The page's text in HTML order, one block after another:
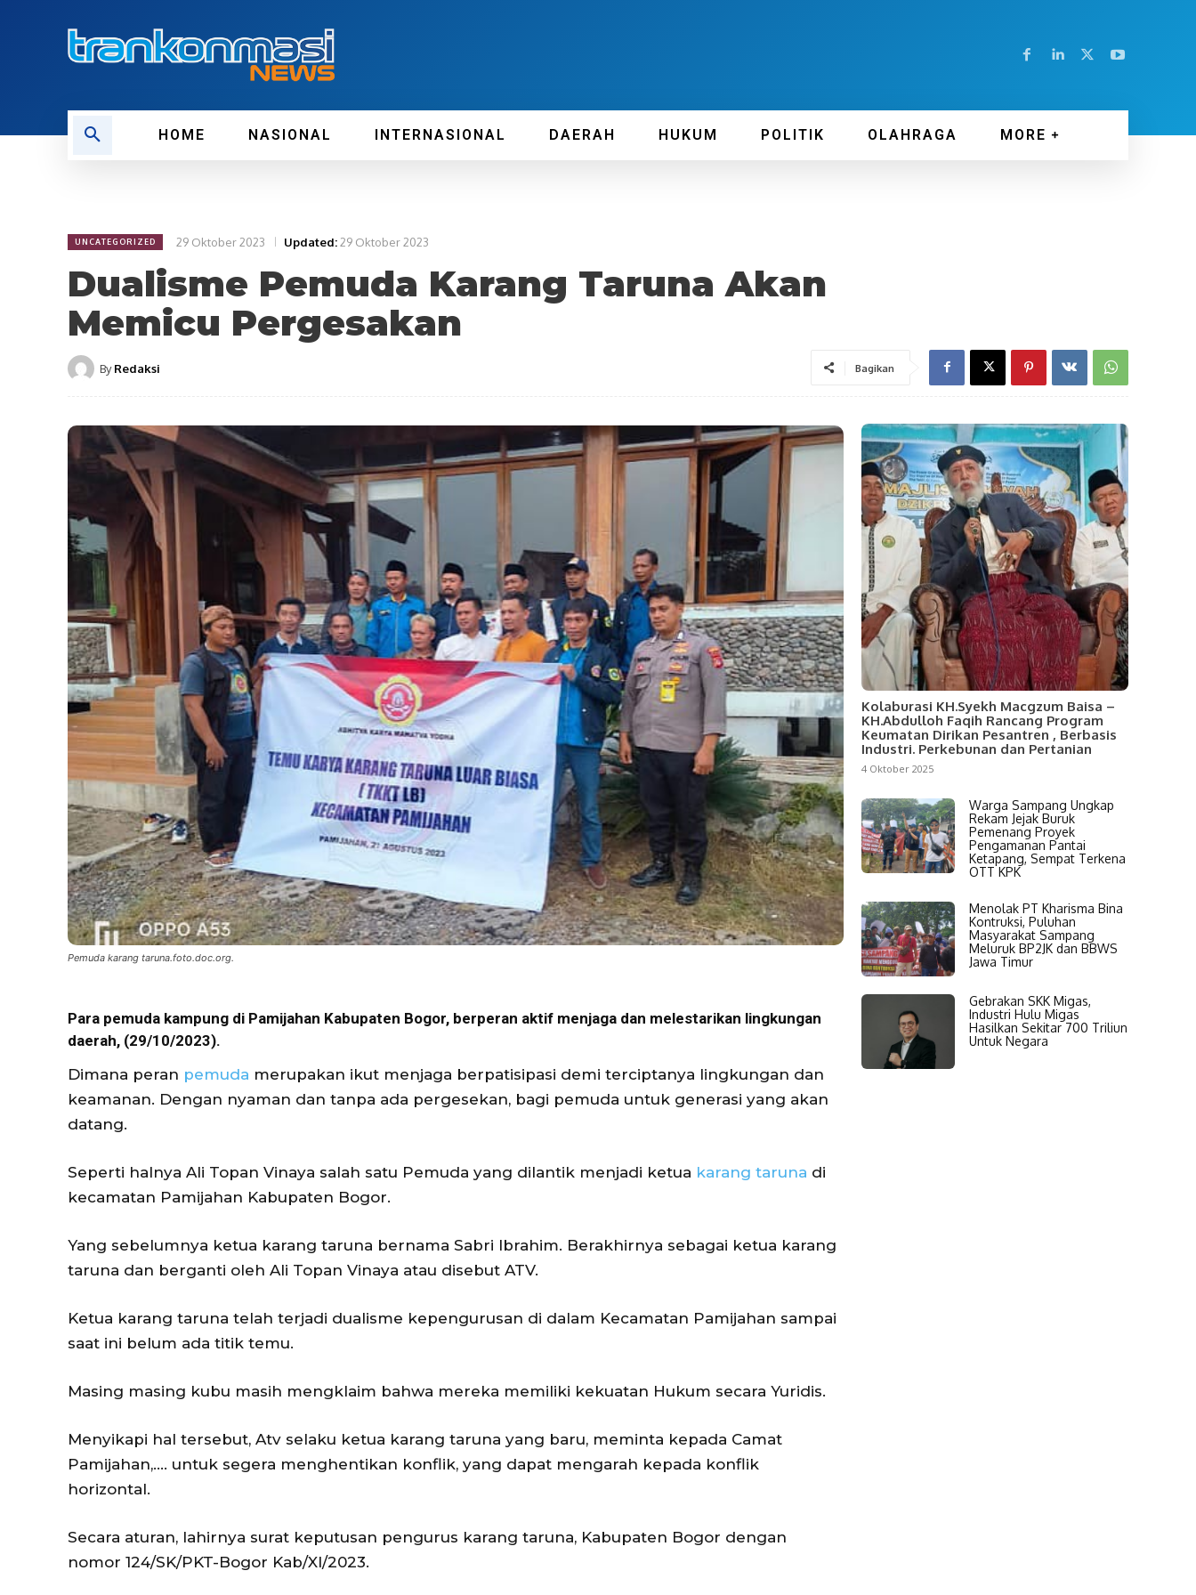
HOME NASIONAL INTERNASIONAL DAERAH HUKUM POLITIK OLAHRAGA MORE
UNCATEGORIZED 29 Oktober 2023 Updated:29 Oktober 2023
Dualisme Pemuda Karang Taruna Akan
Memicu Pergesakan
By Redaksi Bagikan
Pemuda karang taruna.foto.doc.org.
Para pemuda kampung di Pamijahan Kabupaten Bogor, berperan aktif menjaga dan melestarikan lingkungan
daerah, (29/10/2023).
Dimana peran pemuda merupakan ikut menjaga berpatisipasi demi terciptanya lingkungan dan
keamanan. Dengan nyaman dan tanpa ada pergesekan, bagi pemuda untuk generasi yang akan
datang.
Seperti halnya Ali Topan Vinaya salah satu Pemuda yang dilantik menjadi ketua karang taruna di
kecamatan Pamijahan Kabupaten Bogor.
Yang sebelumnya ketua karang taruna bernama Sabri Ibrahim. Berakhirnya sebagai ketua karang
taruna dan berganti oleh Ali Topan Vinaya atau disebut ATV.
Ketua karang taruna telah terjadi dualisme kepengurusan di dalam Kecamatan Pamijahan sampai
saat ini belum ada titik temu.
Masing masing kubu masih mengklaim bahwa mereka memiliki kekuatan Hukum secara Yuridis.
Menyikapi hal tersebut, Atv selaku ketua karang taruna yang baru, meminta kepada Camat
Pamijahan,…. untuk segera menghentikan konflik, yang dapat mengarah kepada konflik
horizontal.
Secara aturan, lahirnya surat keputusan pengurus karang taruna, Kabupaten Bogor dengan
nomor 124/SK/PKT-Bogor Kab/XI/2023.
Kolaburasi KH.Syekh Macgzum Baisa –
KH.Abdulloh Faqih Rancang Program
Keumatan Dirikan Pesantren , Berbasis
Industri. Perkebunan dan Pertanian
4 Oktober 2025
Warga Sampang Ungkap
Rekam Jejak Buruk
Pemenang Proyek
Pengamanan Pantai
Ketapang, Sempat Terkena
OTT KPK
Menolak PT Kharisma Bina
Kontruksi, Puluhan
Masyarakat Sampang
Meluruk BP2JK dan BBWS
Jawa Timur
Gebrakan SKK Migas,
Industri Hulu Migas
Hasilkan Sekitar 700 Triliun
Untuk Negara